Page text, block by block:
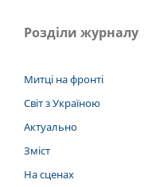
Розділи журналу
Митці на фронті
Світ з Україною
Актуально
Зміст
На сценах